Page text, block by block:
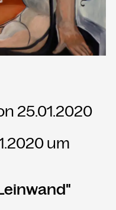
25.01.2020
um